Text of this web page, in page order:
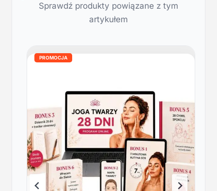
Sprawdź produkty powiązane z tym
artykułem
PROMOCJA